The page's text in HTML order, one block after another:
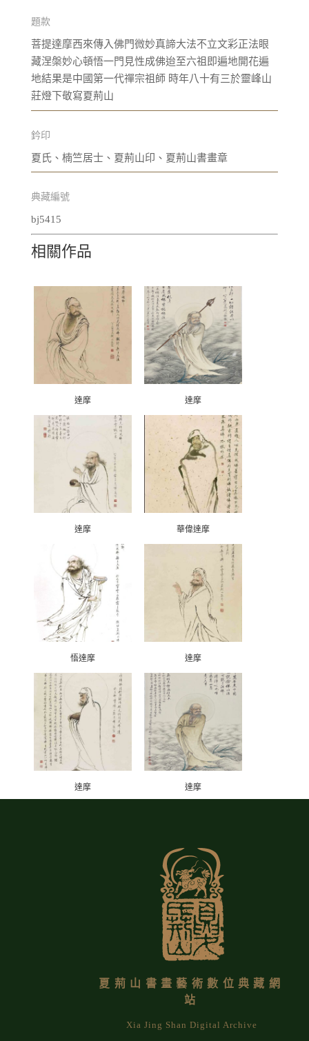
題款
菩提達摩西來傳入佛門微妙真諦大法不立文彩正法眼
藏涅槃妙心頓悟一門見性成佛迨至六祖即遍地開花遍
地結果是中國第一代禪宗祖師 時年八十有三於靈峰山
莊燈下敬寫夏荊山
鈐印
夏氏、楠竺居士、夏荊山印、夏荊山書畫章
典藏編號
bj5415
相關作品
達摩 達摩
達摩 華偉達摩
悟達摩 達摩
達摩 達摩
夏荊山書畫藝術數位典藏網
站
Xia Jing Shan Digital Archive